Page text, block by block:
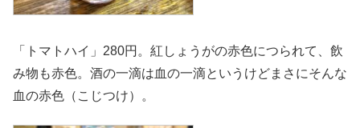
「トマトハイ」280円。紅しょうがの赤色につられて、飲
み物も赤色。酒の一滴は血の一滴というけどまさにそんな
血の赤色（こじつけ）。